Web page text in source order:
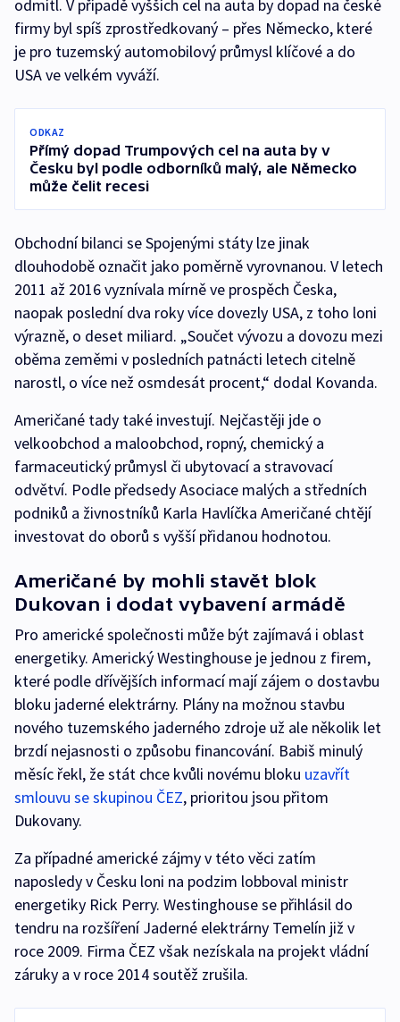
odmítl. V případě vyšších cel na auta by dopad na české
firmy byl spíš zprostředkovaný – přes Německo, které
je pro tuzemský automobilový průmysl klíčové a do
USA ve velkém vyváží.
ODKAZ
Přímý dopad Trumpových cel na auta by v
Česku byl podle odborníků malý, ale Německo
může čelit recesi
Obchodní bilanci se Spojenými státy lze jinak
dlouhodobě označit jako poměrně vyrovnanou. V letech
2011 až 2016 vyznívala mírně ve prospěch Česka,
naopak poslední dva roky více dovezly USA, z toho loni
výrazně, o deset miliard. „Součet vývozu a dovozu mezi
oběma zeměmi v posledních patnácti letech citelně
narostl, o více než osmdesát procent,“ dodal Kovanda.
Američané tady také investují. Nejčastěji jde o
velkoobchod a maloobchod, ropný, chemický a
farmaceutický průmysl či ubytovací a stravovací
odvětví. Podle předsedy Asociace malých a středních
podniků a živnostníků Karla Havlíčka Američané chtějí
investovat do oborů s vyšší přidanou hodnotou.
Američané by mohli stavět blok
Dukovan i dodat vybavení armádě
Pro americké společnosti může být zajímavá i oblast
energetiky. Americký Westinghouse je jednou z firem,
které podle dřívějších informací mají zájem o dostavbu
bloku jaderné elektrárny. Plány na možnou stavbu
nového tuzemského jaderného zdroje už ale několik let
brzdí nejasnosti o způsobu financování. Babiš minulý
měsíc řekl, že stát chce kvůli novému bloku uzavřít
smlouvu se skupinou ČEZ, prioritou jsou přitom
Dukovany.
Za případné americké zájmy v této věci zatím
naposledy v Česku loni na podzim lobboval ministr
energetiky Rick Perry. Westinghouse se přihlásil do
tendru na rozšíření Jaderné elektrárny Temelín již v
roce 2009. Firma ČEZ však nezískala na projekt vládní
záruky a v roce 2014 soutěž zrušila.